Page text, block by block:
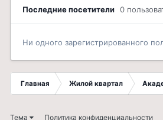
Последние посетители 0
Ни одного зарегистрированного
Главная Жилой квартал
Тема Политика конфиденциальности